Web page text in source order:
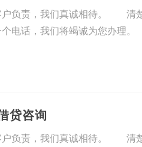
户负责，我们真诚相待。 清
个电话，我们将竭诚为您办理
贷咨询
户负责，我们真诚相待。 清